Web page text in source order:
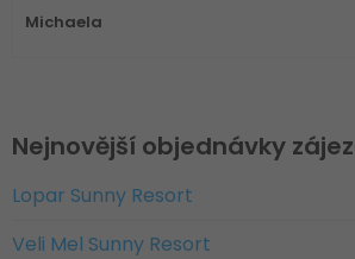
Michaela
Nejnovější objednávky
Lopar Sunny Resort
Veli Mel Sunny Resort